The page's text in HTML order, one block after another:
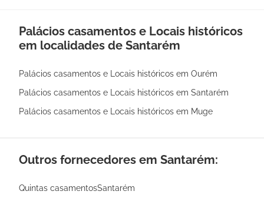
Palácios casamentos e Locais históricos
em localidades de Santarém
Palácios casamentos e Locais históricos em Ourém
Palácios casamentos e Locais históricos em Santarém
Palácios casamentos e Locais históricos em Muge
Outros fornecedores em Santarém:
Quintas casamentosSantarém